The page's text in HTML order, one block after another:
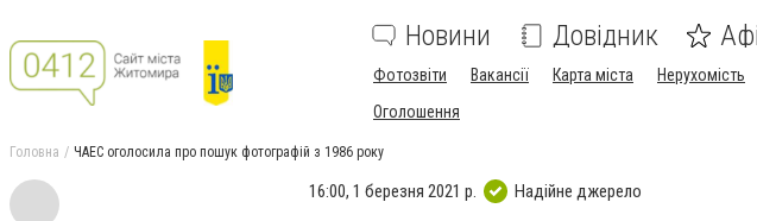
Новини Довідник
Фотозвіти Вакансії Карта міста Нерухомість
Оголошення
Головна ЧАЕС оголосила про пошук фотографій з 1986 року
16:00, 1 березня 2021 р. Надійне джерело